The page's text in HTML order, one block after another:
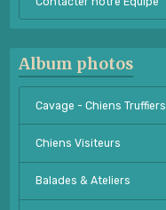
Album photos
Cavage - Chiens Truffiers
Chiens Visiteurs
Balades & Ateliers